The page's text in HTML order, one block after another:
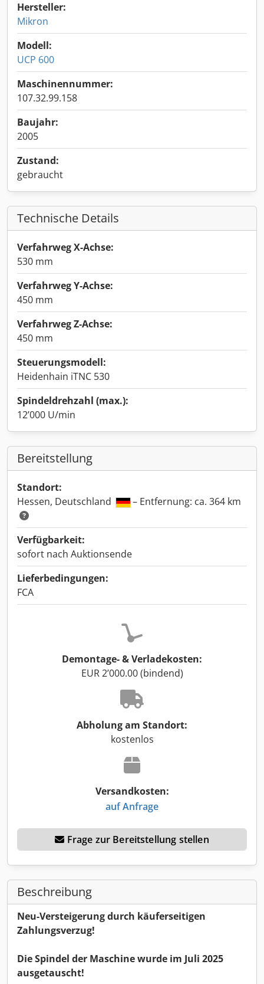
Hersteller:
Mikron
Modell:
UCP 600
Maschinennummer:
107.32.99.158
Baujahr:
2005
Zustand:
gebraucht
Technische Details
Verfahrweg X-Achse:
530 mm
Verfahrweg Y-Achse:
450 mm
Verfahrweg Z-Achse:
450 mm
Steuerungsmodell:
Heidenhain iTNC 530
Spindeldrehzahl (max.):
12’000 U/min
Bereitstellung
Standort:
Hessen, Deutschland
– Entfernung: ca. 364 km
Verfügbarkeit:
sofort nach Auktionsende
Lieferbedingungen:
FCA
Demontage- & Verladekosten:
EUR 2’000.00 (bindend)
Abholung am Standort:
kostenlos
Versandkosten:
auf Anfrage
Frage zur Bereitstellung stellen
Beschreibung
Neu-Versteigerung durch käuferseitigen
Zahlungsverzug!
Die Spindel der Maschine wurde im Juli 2025
ausgetauscht!